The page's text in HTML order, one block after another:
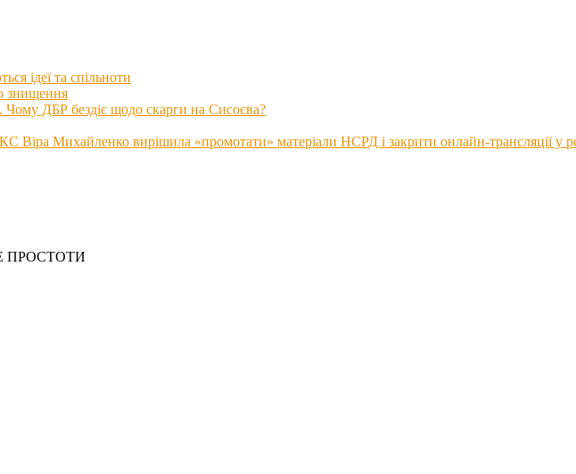
ідеї та спільноти
знищення
Чому ДБР бездіє щодо скарги на Сисоєва?
Віра Михайленко вирішила «промотати» матеріали НСРД і закрити онлайн-трансляції у
ПРОСТОТИ